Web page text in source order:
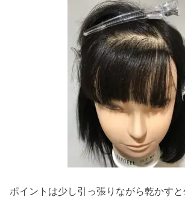
ポイントは少し引っ張りながら乾かす